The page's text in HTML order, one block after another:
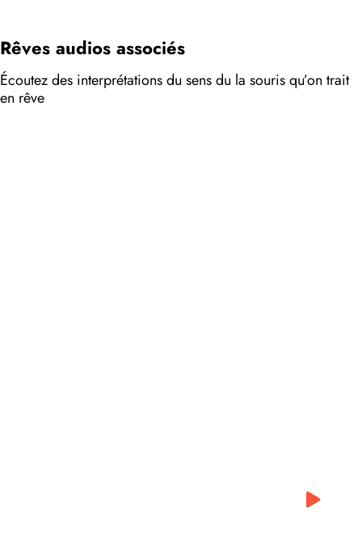
Rêves audios associés
Écoutez des interprétations du sens du la souris qu’on trait
en rêve